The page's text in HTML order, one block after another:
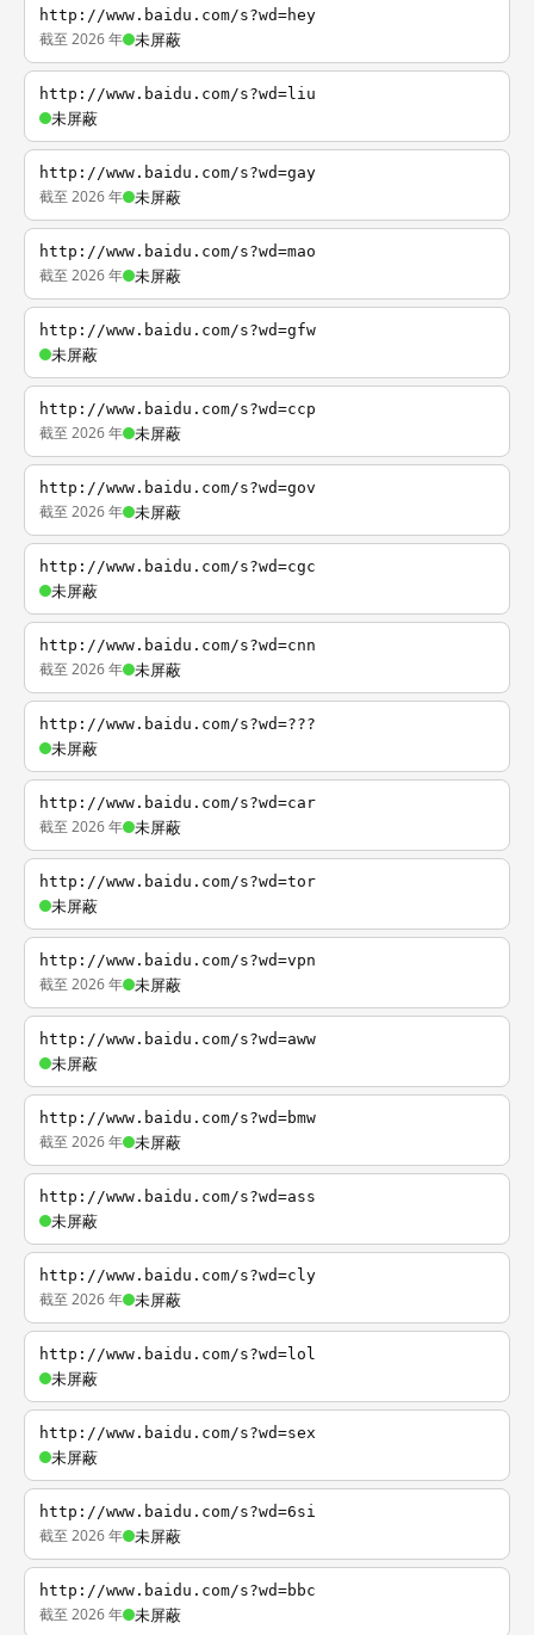
http://www.baidu.com/s?wd=hey
截至 2026 年 未屏蔽
http://www.baidu.com/s?wd=liu
未屏蔽
http://www.baidu.com/s?wd=gay
截至 2026 年 未屏蔽
http://www.baidu.com/s?wd=mao
截至 2026 年 未屏蔽
http://www.baidu.com/s?wd=gfw
未屏蔽
http://www.baidu.com/s?wd=ccp
截至 2026 年 未屏蔽
http://www.baidu.com/s?wd=gov
截至 2026 年 未屏蔽
http://www.baidu.com/s?wd=cgc
未屏蔽
http://www.baidu.com/s?wd=cnn
截至 2026 年 未屏蔽
http://www.baidu.com/s?wd=???
未屏蔽
http://www.baidu.com/s?wd=car
截至 2026 年 未屏蔽
http://www.baidu.com/s?wd=tor
未屏蔽
http://www.baidu.com/s?wd=vpn
截至 2026 年 未屏蔽
http://www.baidu.com/s?wd=aww
未屏蔽
http://www.baidu.com/s?wd=bmw
截至 2026 年 未屏蔽
http://www.baidu.com/s?wd=ass
未屏蔽
http://www.baidu.com/s?wd=cly
截至 2026 年 未屏蔽
http://www.baidu.com/s?wd=lol
未屏蔽
http://www.baidu.com/s?wd=sex
未屏蔽
http://www.baidu.com/s?wd=6si
截至 2026 年 未屏蔽
http://www.baidu.com/s?wd=bbc
截至 2026 年 未屏蔽